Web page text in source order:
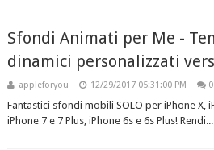
Sfondi Animati per Me -
dinamici personalizzati
appleforyou 12/29/2017 05:31:00 PM 0
Fantastici sfondi mobili SOLO per iPhone X,
iPhone 7 e 7 Plus, iPhone 6s e 6s Plus! Rendi...